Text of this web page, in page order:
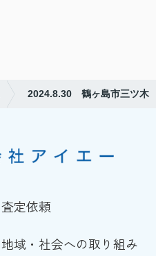
2024.8.30 鶴ヶ島市三ツ木
査定依頼
地域・社会への取り組み